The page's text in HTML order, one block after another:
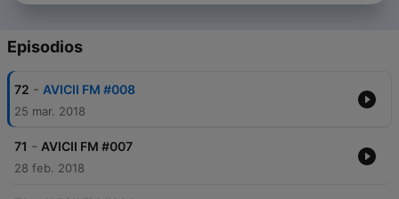
Episodios
72 - AVICII FM #008
25 mar. 2018
71 - AVICII FM #007
28 feb. 2018